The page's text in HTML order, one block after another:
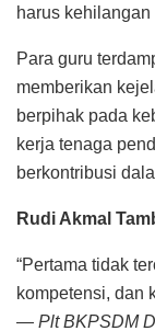
harus
Para guru
memberikan
berpihak pada
kerja tenaga
berkontribusi
Rudi Akmal
“Pertama tidak
kompetensi, dan
— Plt BKPSDM